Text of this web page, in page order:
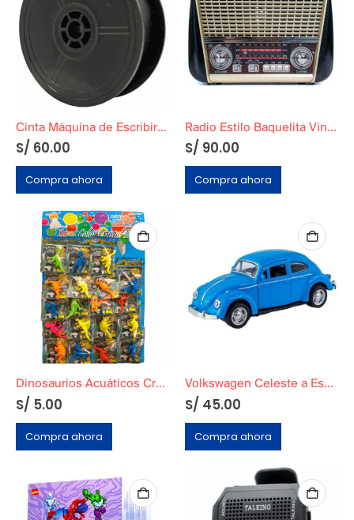
Cinta Máquina de Escribir 5 metros
S/ 60.00
Compra ahora
Radio Estilo Baquelita Vintage Dorado
S/ 90.00
Compra ahora
Dinosaurios Acuáticos Crecen 600%
S/ 5.00
Compra ahora
Volkswagen Celeste a Escala
S/ 45.00
Compra ahora